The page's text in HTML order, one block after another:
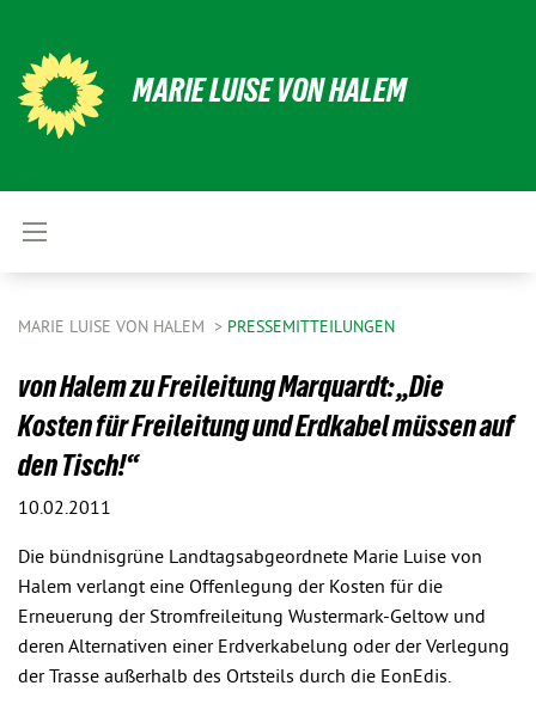
MARIE LUISE VON HALEM
MARIE LUISE VON HALEM PRESSEMITTEILUNGEN
von Halem zu Freileitung Marquardt: „Die
Kosten für Freileitung und Erdkabel müssen auf
den Tisch!“
10.02.2011
Die bündnisgrüne Landtagsabgeordnete Marie Luise von
Halem verlangt eine Offenlegung der Kosten für die
Erneuerung der Stromfreileitung Wustermark-Geltow und
deren Alternativen einer Erdverkabelung oder der Verlegung
der Trasse außerhalb des Ortsteils durch die EonEdis.